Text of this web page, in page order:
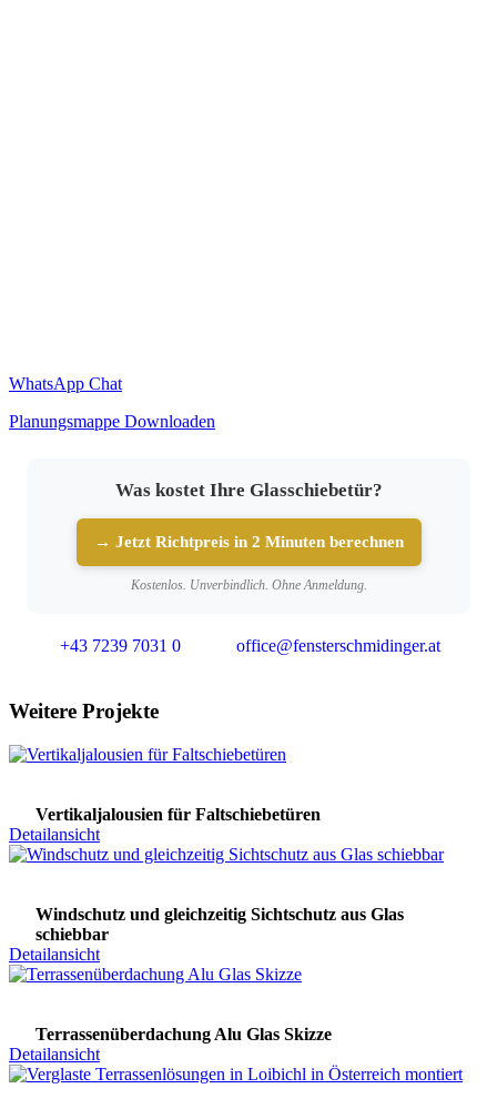
WhatsApp Chat
Planungsmappe Downloaden
Was kostet Ihre Glasschiebetür?
→ Jetzt Richtpreis in 2 Minuten berechnen
Kostenlos. Unverbindlich. Ohne Anmeldung.
+43 7239 7031 0 office@fensterschmidinger.at
Weitere Projekte
Vertikaljalousien für Faltschiebetüren
Detailansicht
Windschutz und gleichzeitig Sichtschutz aus Glas
schiebbar
Detailansicht
Terrassenüberdachung Alu Glas Skizze
Detailansicht